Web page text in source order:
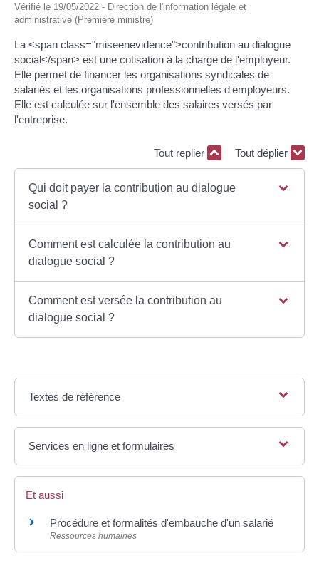
Vérifié le 19/05/2022 - Direction de l'information légale et
administrative (Première ministre)
La <span class="miseenevidence">contribution au dialogue
social</span> est une cotisation à la charge de l'employeur.
Elle permet de financer les organisations syndicales de
salariés et les organisations professionnelles d'employeurs.
Elle est calculée sur l'ensemble des salaires versés par
l'entreprise.
Tout replier Tout déplier
Qui doit payer la contribution au dialogue
social ?
Comment est calculée la contribution au
dialogue social ?
Comment est versée la contribution au
dialogue social ?
Textes de référence
Services en ligne et formulaires
Et aussi
Procédure et formalités d'embauche d'un salarié
Ressources humaines